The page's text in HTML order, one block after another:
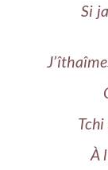
Si
À